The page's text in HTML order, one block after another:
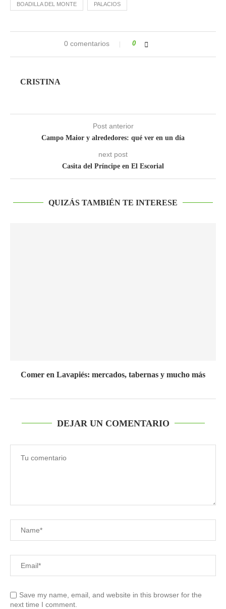
BOADILLA DEL MONTE PALACIOS
0 comentarios 0
CRISTINA
Post anterior
Campo Maior y alrededores: qué ver en un día
next post
Casita del Príncipe en El Escorial
QUIZÁS TAMBIÉN TE INTERESE
Comer en Lavapiés: mercados, tabernas y mucho más
DEJAR UN COMENTARIO
Save my name, email, and website in this browser for the
next time I comment.